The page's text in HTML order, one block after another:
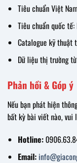
Tiêu chuẩn Việt
Tiêu chuẩn quốc tế:
Catalogue kỹ thuật
Dữ liệu thị trường
Phản hồi & Góp ý
Nếu bạn phát hiện
bất kỳ bài viết nào, vui
Hotline:
Email: